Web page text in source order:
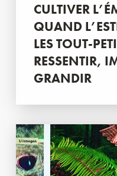
CULTIVER
QUAND
LES TOUT-
RESSENTIR,
GRANDIR